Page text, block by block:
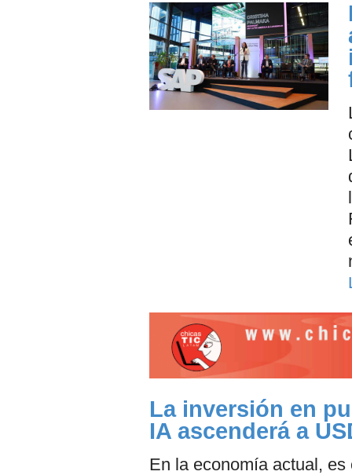
La inversión en
IA ascenderá a
En la economía actual,